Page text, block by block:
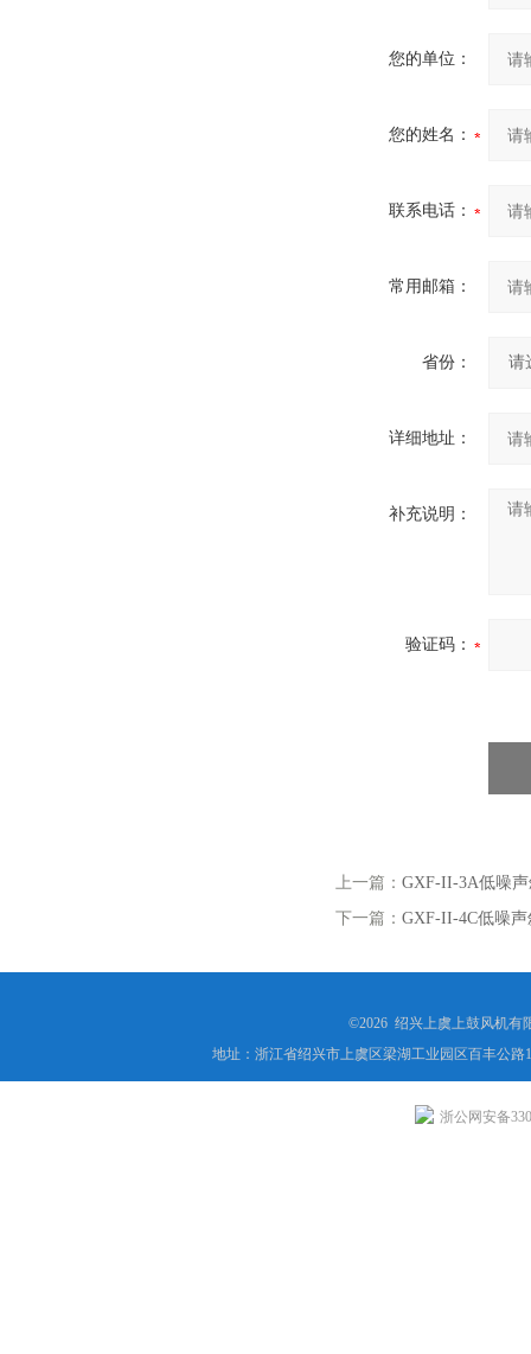
您的单位：
您的姓名：
联系电话：
常用邮箱：
省份：
详细地址：
补充说明：
验证码：
上一篇： GXF-II-3A低噪
下一篇： GXF-II-4C低噪
©2026 绍兴上虞上鼓风机有
地址：浙江省绍兴市上虞区梁湖工业园区百丰公路
浙公网安备